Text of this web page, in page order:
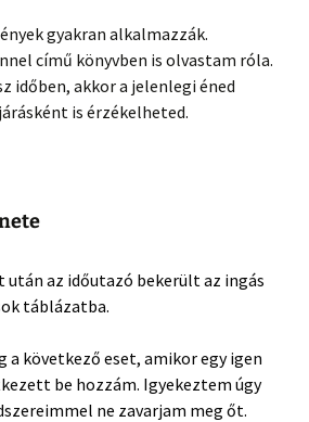
gyakran alkalmazzák.
című könyvben is olvastam róla.
időben, akkor a jelenlegi éned
is érzékelheted.
után az időutazó bekerült az ingás
táblázatba.
következő eset, amikor egy igen
be hozzám. Igyekeztem úgy
ne zavarjam meg őt.